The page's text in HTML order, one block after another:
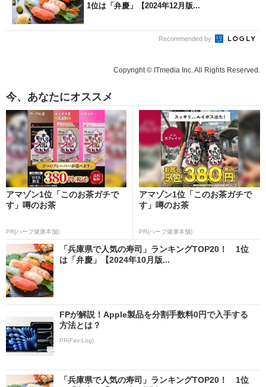
1位は「弁慶」【2024年12月版...
Recommended by
Copyright © ITmedia Inc. All Rights Reserved.
今、あなたにオススメ
アマゾン1位「このお茶ガチで
す」噂のお茶
PR(ハーブ健康本舗)
アマゾン1位「このお茶ガチで
す」噂のお茶
PR(ハーブ健康本舗)
「兵庫県で人気の寿司」ランキングTOP20！ 1位
は「弁慶」【2024年10月版...
FPが解説！Apple製品を分割手数料0円で入手する
方法とは？
PR(Fav-Log)
「兵庫県で人気の寿司」ランキングTOP20！ 1位